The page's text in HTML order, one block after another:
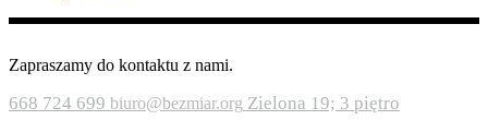
Zapraszamy do kontaktu z nami.
668 724 699 biuro@bezmiar.org Zielona 19; 3 piętro